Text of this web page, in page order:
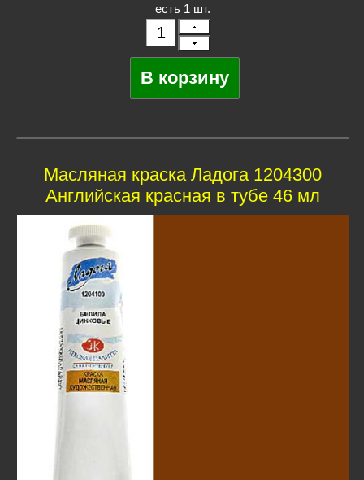
есть 1 шт.
Масляная краска Ладога 1204300
Английская красная в тубе 46 мл